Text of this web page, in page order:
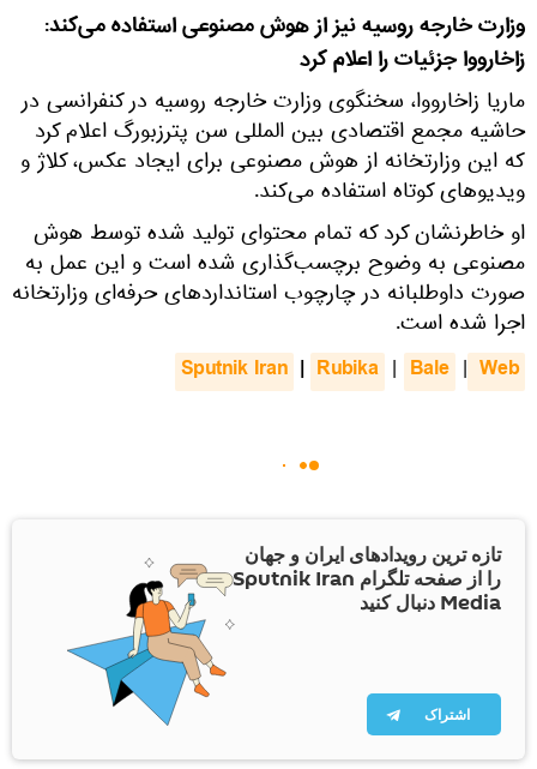
وزارت خارجه روسیه نیز از هوش مصنوعی استفاده می‌کند:
زاخارووا جزئیات را اعلام کرد
ماریا زاخارووا، سخنگوی وزارت خارجه روسیه در کنفرانسی در
حاشیه مجمع اقتصادی بین المللی سن پترزبورگ اعلام کرد
که این وزارتخانه از هوش مصنوعی برای ایجاد عکس، کلاژ و
ویدیوهای کوتاه استفاده می‌کند.
او خاطرنشان کرد که تمام محتوای تولید شده توسط هوش
مصنوعی به وضوح برچسب‌گذاری شده است و این عمل به
صورت داوطلبانه در چارچوب استانداردهای حرفه‌ای وزارتخانه
اجرا شده است.
Sputnik Iran | Rubika | Bale | Web
تازه ترین رویدادهای ایران و جهان
را از صفحه تلگرام Sputnik Iran
Media دنبال کنید
اشتراک